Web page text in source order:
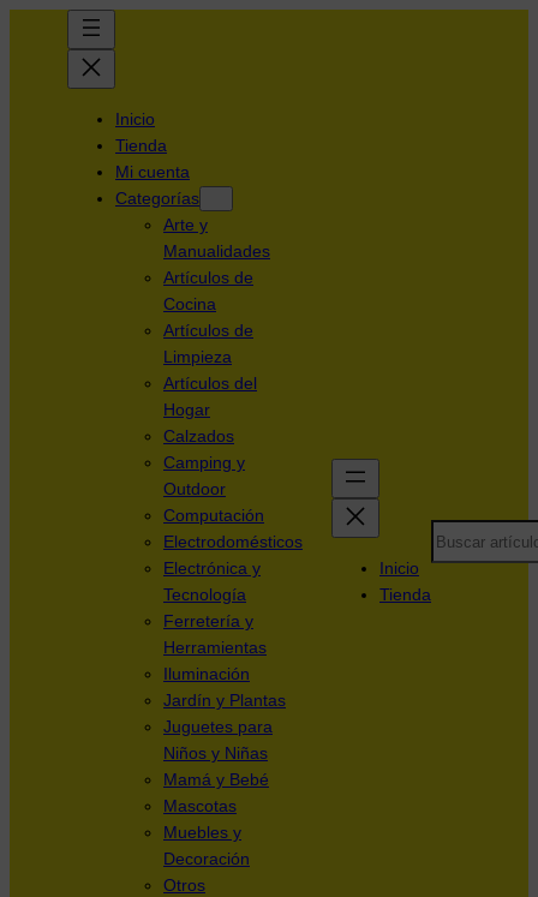
Inicio
Tienda
Mi cuenta
Categorías
Arte y
Manualidades
Artículos de
Cocina
Artículos de
Limpieza
Artículos del
Hogar
Calzados
Camping y
Outdoor
Computación
Electrodomésticos
Electrónica y
Tecnología
Ferretería y
Herramientas
Iluminación
Jardín y Plantas
Juguetes para
Niños y Niñas
Mamá y Bebé
Mascotas
Muebles y
Decoración
Otros
Inicio
Tienda
Search